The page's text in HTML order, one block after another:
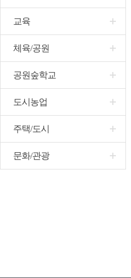
교육
체육/공원
공원숲학교
도시농업
주택/도시
문화/관광